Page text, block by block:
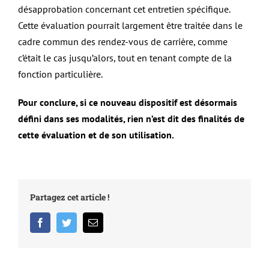
désapprobation concernant cet entretien spécifique.
Cette évaluation pourrait largement être traitée dans le
cadre commun des rendez-vous de carrière, comme
c’était le cas jusqu’alors, tout en tenant compte de la
fonction particulière.
Pour conclure, si ce nouveau dispositif est désormais
défini dans ses modalités, rien n’est dit des finalités de
cette évaluation et de son utilisation.
Partagez cet article !
FacebookTwitterEmail